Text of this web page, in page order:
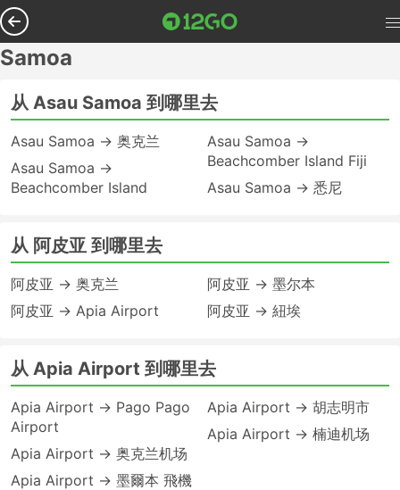
Samoa
从 Asau Samoa 到哪里去
Asau Samoa → 奥克兰
Asau Samoa →
Beachcomber Island
Asau Samoa →
Beachcomber Island Fiji
Asau Samoa → 悉尼
从 阿皮亚 到哪里去
阿皮亚 → 奥克兰
阿皮亚 → Apia Airport
阿皮亚 → 墨尔本
阿皮亚 → 紐埃
从 Apia Airport 到哪里去
Apia Airport → Pago Pago
Airport
Apia Airport → 奥克兰机场
Apia Airport → 墨爾本 飛機
Apia Airport → 胡志明市
Apia Airport → 楠迪机场